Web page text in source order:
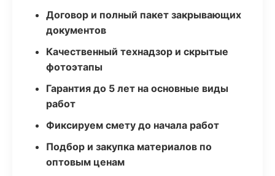
Договор и полный пакет закрывающих
документов
Качественный технадзор и скрытые
фотоэтапы
Гарантия до 5 лет на основные виды
работ
Фиксируем смету до начала работ
Подбор и закупка материалов по
оптовым ценам